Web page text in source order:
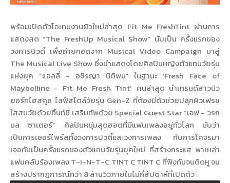
พร้อมเปิดตัวไอเทมงานผิวใหม่ล่าสุด Fit Me FreshTint ผ่านการ
แสดงสด “The FreshUp Musical Show” นับเป็น ครั้งแรกของ
วงการบิวตี้ เพื่อถ่ายทอดจาก Musical Video Campaign มาสู่
The Musical Live Show ซึ่งนำแสดงโดยศิลปินหญิงตัวแทนวัยรุ่น
แห่งยุค “แอลลี่ - อชิรญา นิติพน” ในฐานะ ‘Fresh Face of
Maybelline - Fit Me Fresh Tint’ คนล่าสุด นำเทรนด์สาวนิว
ยอร์กไฮสคูล ไลฟ์สไตล์วัยรุ่น Gen-Z ที่ต้องมีตัวช่วยปลุกผิวเฟรช
ใสสมวัยด้วยทิ้นท์ซี เสริมทัพด้วย Special Guest Star “เจฟ - วรก
มล ซาเตอร์” ศิลปินหนุ่มสุดฮอตที่มีแฟนเพลงอยู่ทั่วโลก นับว่า
เป็นการเซอร์ไพร์สทั้งวงการบิวตี้และวงการเพลง กับการโคจรมา
เจอกันเป็นครั้งแรกของตัวแทนวัยรุ่นยุคใหม่ ที่สร้างกระแส พาเหล่า
แฟนคลับร้องเพลง T-I-N-T-C TINT C TINT C ที่ฟังกันจนติดหู จน
สร้างปรากฏการณ์กว่า 8 ล้านวิวภายในไม่กี่สัปดาห์ที่เปิดตัว :